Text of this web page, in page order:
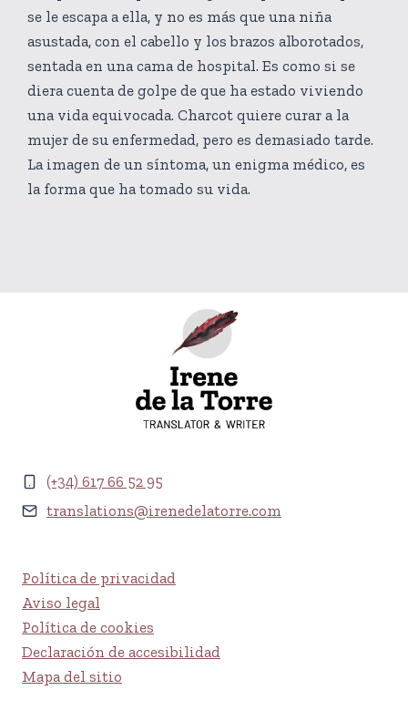
se le escapa a ella, y no es más que una niña
asustada, con el cabello y los brazos alborotados,
sentada en una cama de hospital. Es como si se
diera cuenta de golpe de que ha estado viviendo
una vida equivocada. Charcot quiere curar a la
mujer de su enfermedad, pero es demasiado tarde.
La imagen de un síntoma, un enigma médico, es
la forma que ha tomado su vida.
(+34) 617 66 52 95
translations@irenedelatorre.com
Política de privacidad
Aviso legal
Política de cookies
Declaración de accesibilidad
Mapa del sitio